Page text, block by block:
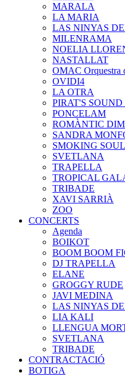
MARALA
LA MARIA
LAS NINYAS
MILENRAMA
NOELIA
NASTALLAT
OMAC Orquestra
OVIDI4
LA OTRA
PIRAT'S SOUND
PONCELAM
ROMÀNTIC
SANDRA
SMOKING
SVETLANA
TRAPELLA
TROPICAL
TRIBADE
XAVI SARRIÀ
ZOO
CONCERTS
Agenda
BOIKOT
BOOM BOOM
DJ TRAPELLA
ELANE
GROGGY RUDE
JAVI MEDINA
LAS NINYAS
LIA KALI
LLENGUA
SVETLANA
TRIBADE
CONTRACTACIÓ
BOTIGA